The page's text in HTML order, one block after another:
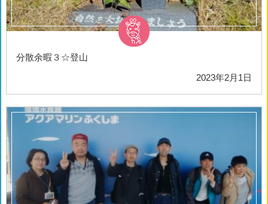
分散余暇３☆登山
2023年2月1日